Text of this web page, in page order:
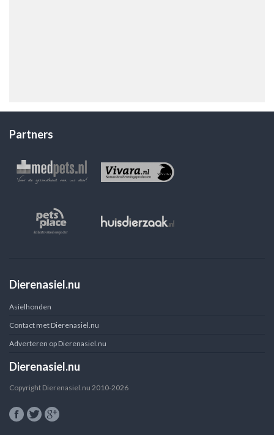
Partners
Dierenasiel.nu
Asielhonden
Contact met Dierenasiel.nu
Adverteren op Dierenasiel.nu
Dierenasiel.nu
Copyright Dierenasiel.nu 2010-2026